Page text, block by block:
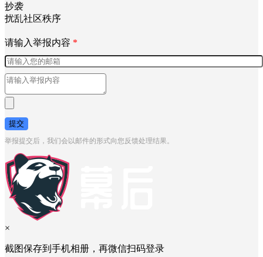
抄袭
扰乱社区秩序
请输入举报内容 *
提交
举报提交后，我们会以邮件的形式向您反馈处理结果。
×
截图保存到手机相册，再微信扫码登录